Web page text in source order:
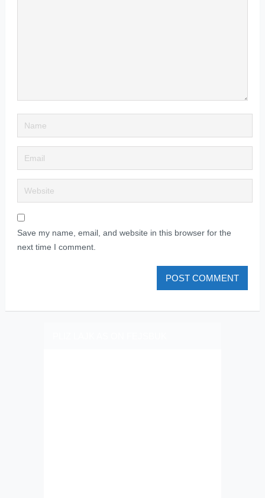
Save my name, email, and website in this browser for the
next time I comment.